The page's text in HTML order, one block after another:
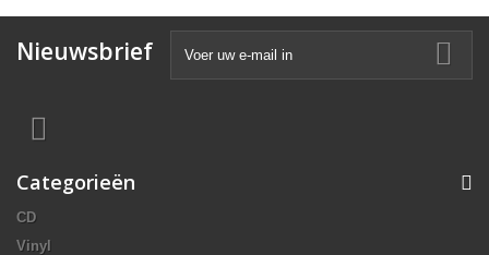
Nieuwsbrief
Categorieën
CD
Vinyl